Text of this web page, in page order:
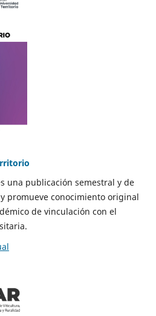
una publicación semestral y de
promueve conocimiento original
de vinculación con el